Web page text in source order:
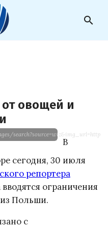
search
от овощей и
В
сегодня, 30 июля
репортера
вводятся ограничения
Польши.
с